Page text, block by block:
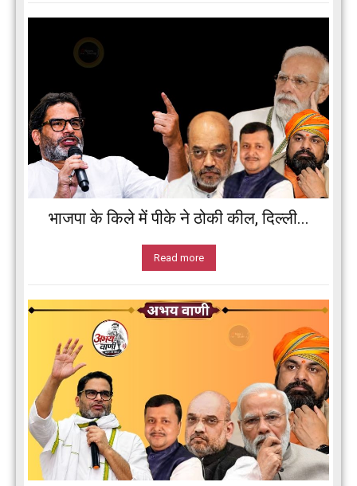
भाजपा के किले में पीके ने ठोकी कील, दिल्ली...
Read more